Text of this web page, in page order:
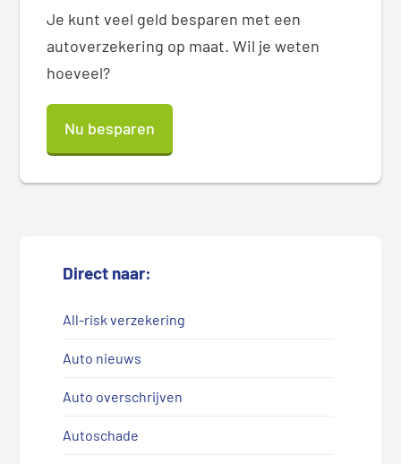
Je kunt veel geld besparen met een
autoverzekering op maat. Wil je weten
hoeveel?
Nu besparen
Direct naar:
All-risk verzekering
Auto nieuws
Auto overschrijven
Autoschade